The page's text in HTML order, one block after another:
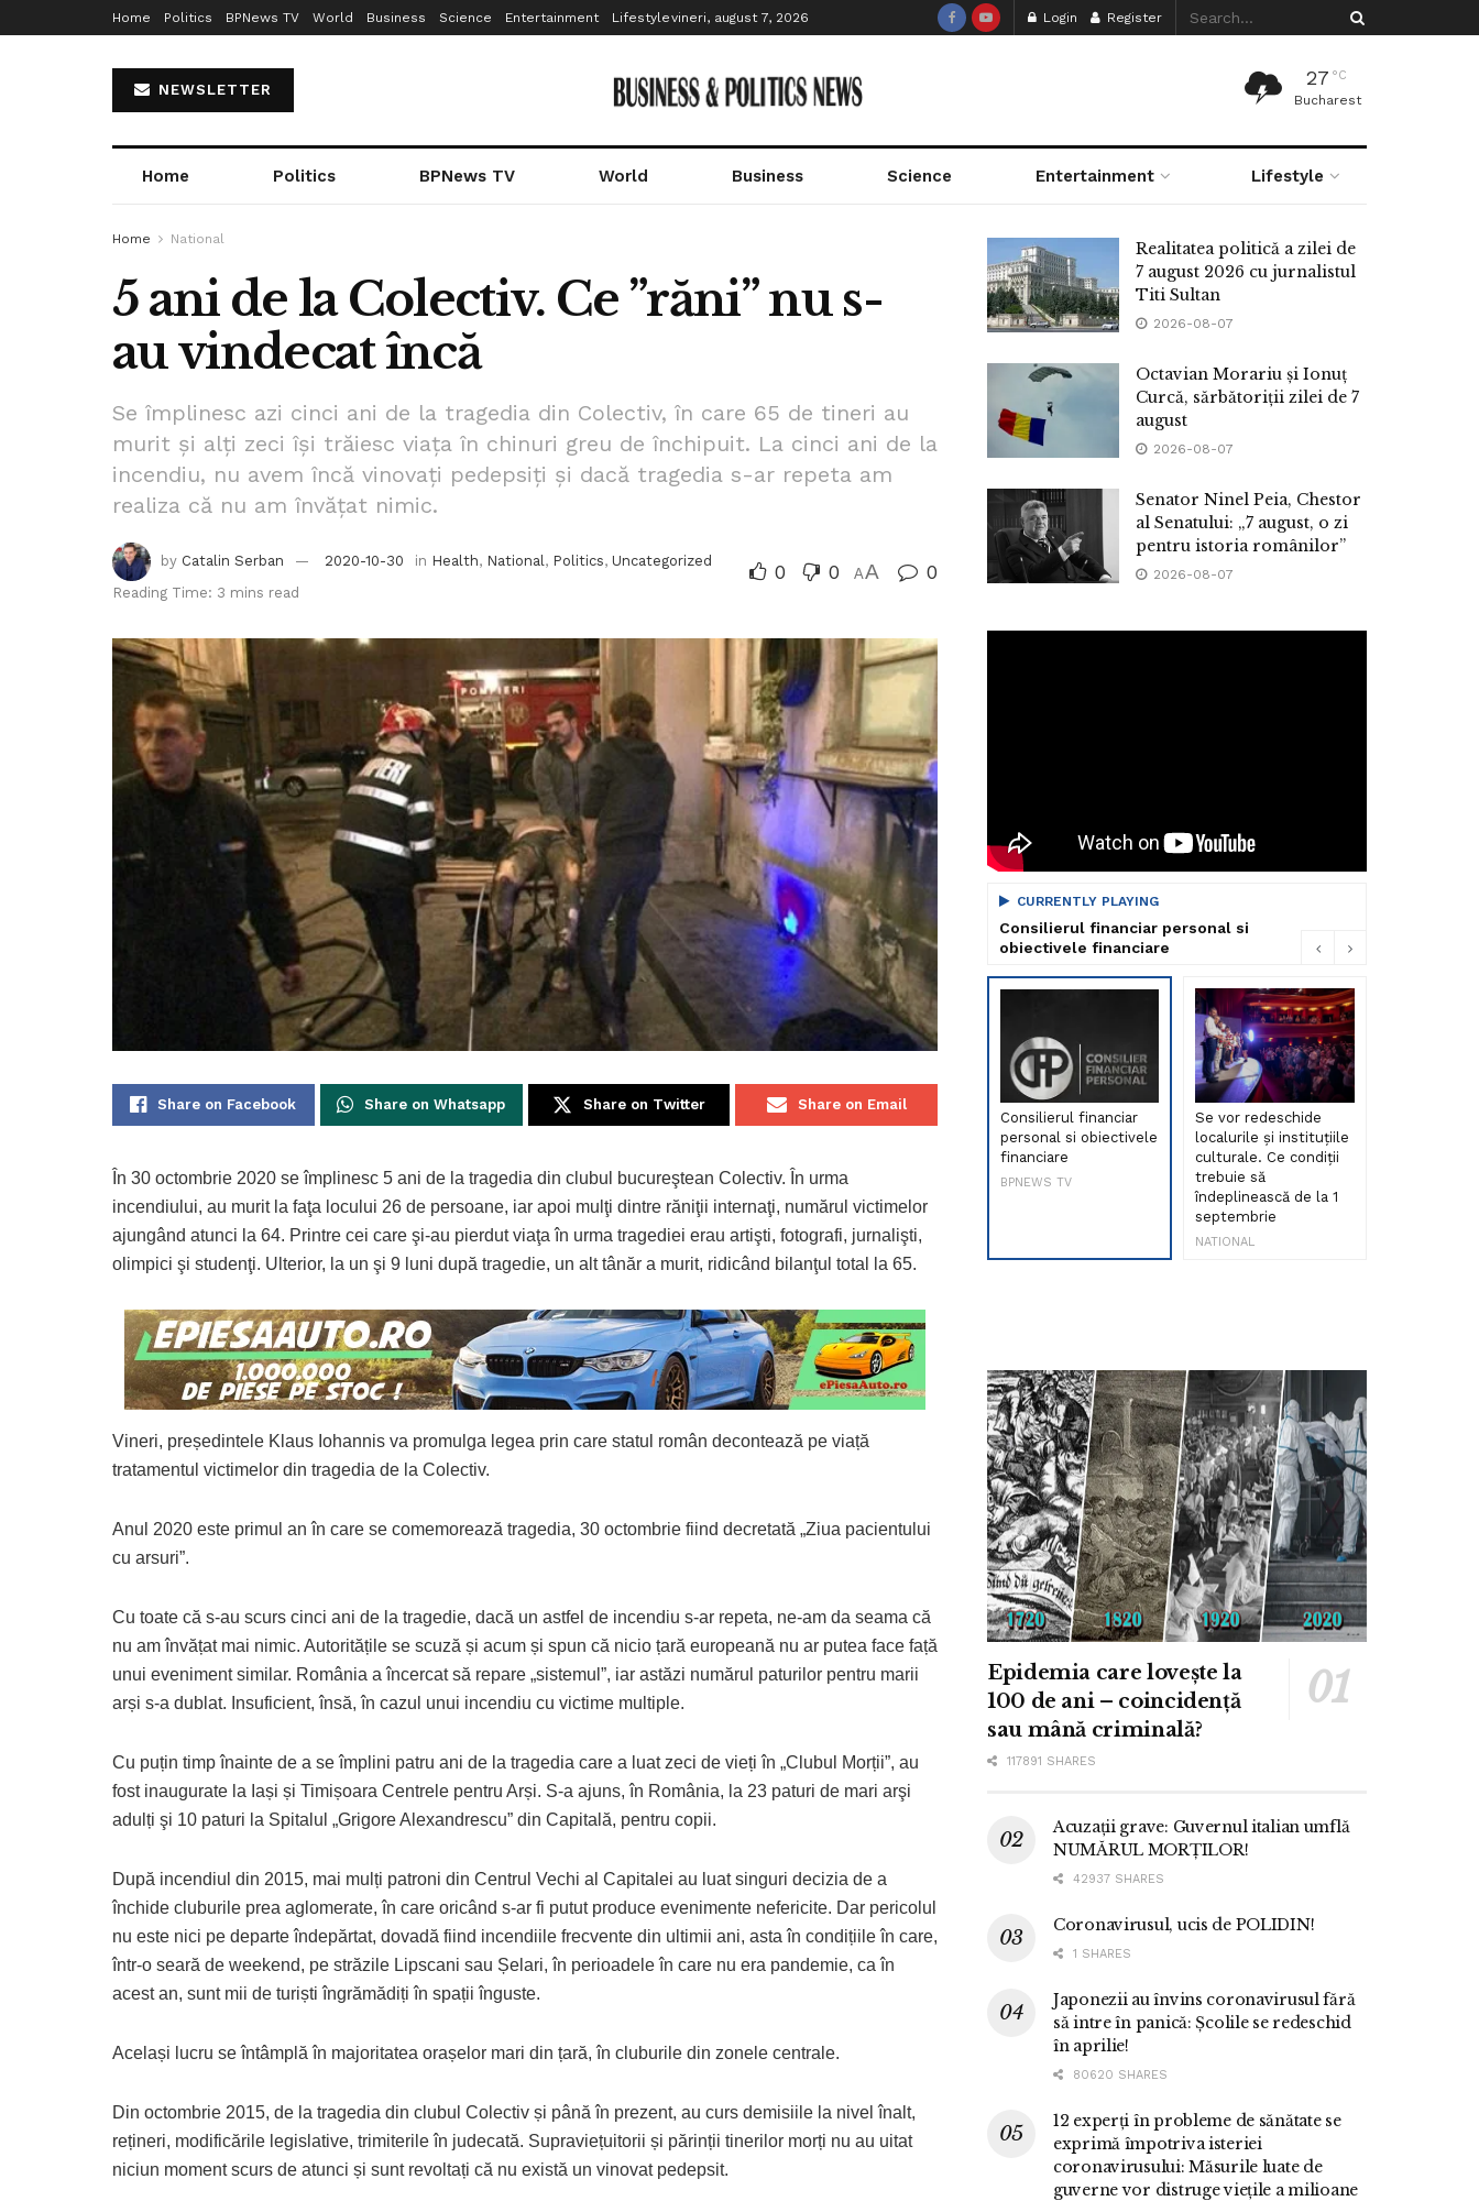
Home Politics BPNews TV World Business Science Entertainment Lifestylevineri, august 7, 2026 Login Register
NEWSLETTER
27 °C
Bucharest
Home Politics BPNews TV World Business Science Entertainment Lifestyle
Home National
5 ani de la Colectiv. Ce ”răni” nu s-
au vindecat încă
Se împlinesc azi cinci ani de la tragedia din Colectiv, în care 65 de tineri au
murit și alți zeci își trăiesc viața în chinuri greu de închipuit. La cinci ani de la
incendiu, nu avem încă vinovați pedepsiți și dacă tragedia s-ar repeta am
realiza că nu am învățat nimic.
by Catalin Serban 2020-10-30 in Health, National , Politics, Uncategorized
Reading Time: 3 mins read
0 0 AA 0
Share on Facebook Share on Whatsapp Share on Twitter Share on Email
În 30 octombrie 2020 se împlinesc 5 ani de la tragedia din clubul bucureştean Colectiv. În urma
incendiului, au murit la faţa locului 26 de persoane, iar apoi mulţi dintre răniţii internaţi, numărul victimelor
ajungând atunci la 64. Printre cei care şi-au pierdut viaţa în urma tragediei erau artişti, fotografi, jurnalişti,
olimpici şi studenţi. Ulterior, la un şi 9 luni după tragedie, un alt tânăr a murit, ridicând bilanţul total la 65.
Vineri, președintele Klaus Iohannis va promulga legea prin care statul român decontează pe viață
tratamentul victimelor din tragedia de la Colectiv.
Anul 2020 este primul an în care se comemorează tragedia, 30 octombrie fiind decretată „Ziua pacientului
cu arsuri”.
Cu toate că s-au scurs cinci ani de la tragedie, dacă un astfel de incendiu s-ar repeta, ne-am da seama că
nu am învățat mai nimic. Autoritățile se scuză și acum și spun că nicio țară europeană nu ar putea face față
unui eveniment similar. România a încercat să repare „sistemul”, iar astăzi numărul paturilor pentru marii
arși s-a dublat. Insuficient, însă, în cazul unui incendiu cu victime multiple.
Cu puțin timp înainte de a se împlini patru ani de la tragedia care a luat zeci de vieți în „Clubul Morții”, au
fost inaugurate la Iași și Timișoara Centrele pentru Arși. S-a ajuns, în România, la 23 paturi de mari arşi
adulți şi 10 paturi la Spitalul „Grigore Alexandrescu” din Capitală, pentru copii.
După incendiul din 2015, mai mulți patroni din Centrul Vechi al Capitalei au luat singuri decizia de a
închide cluburile prea aglomerate, în care oricând s-ar fi putut produce evenimente nefericite. Dar pericolul
nu este nici pe departe îndepărtat, dovadă fiind incendiile frecvente din ultimii ani, asta în condițiile în care,
într-o seară de weekend, pe străzile Lipscani sau Șelari, în perioadele în care nu era pandemie, ca în
acest an, sunt mii de turiști îngrămădiți în spații înguste.
Același lucru se întâmplă în majoritatea orașelor mari din țară, în cluburile din zonele centrale.
Din octombrie 2015, de la tragedia din clubul Colectiv și până în prezent, au curs demisiile la nivel înalt,
rețineri, modificările legislative, trimiterile în judecată. Supraviețuitorii și părinții tinerilor morți nu au uitat
niciun moment scurs de atunci și sunt revoltați că nu există un vinovat pedepsit.
Realitatea politică a zilei de
7 august 2026 cu jurnalistul
Titi Sultan
2026-08-07
Octavian Morariu și Ionuț
Curcă, sărbătoriții zilei de 7
august
2026-08-07
Senator Ninel Peia, Chestor
al Senatului: „7 august, o zi
pentru istoria românilor”
2026-08-07
CURRENTLY PLAYING
Consilierul financiar personal si
obiectivele financiare
Consilierul financiar
personal si obiectivele
financiare
BPNEWS TV
Se vor redeschide
localurile și instituțiile
culturale. Ce condiții
trebuie să
îndeplinească de la 1
septembrie
NATIONAL
Epidemia care lovește la
100 de ani – coincidență
sau mână criminală?
117891 SHARES
Acuzații grave: Guvernul italian umflă
NUMĂRUL MORȚILOR!
42937 SHARES
Coronavirusul, ucis de POLIDIN!
1 SHARES
Japonezii au învins coronavirusul fără
să intre în panică: Școlile se redeschid
în aprilie!
80620 SHARES
12 experți în probleme de sănătate se
exprimă împotriva isteriei
coronavirusului: Măsurile luate de
guverne vor distruge viețile a milioane